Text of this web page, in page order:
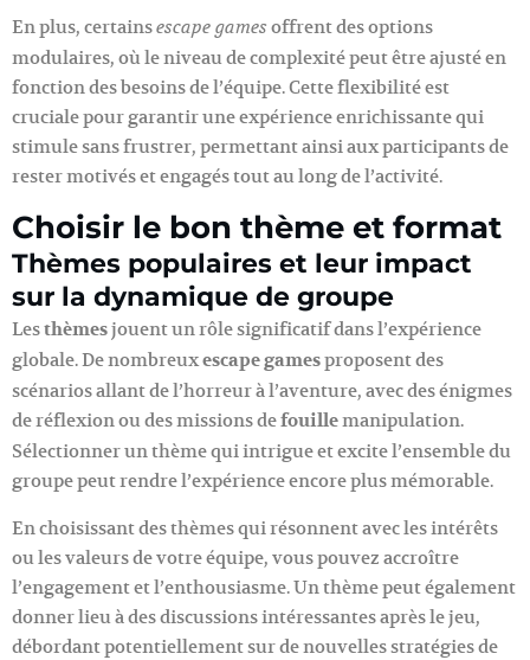
En plus, certainsescape games offrent des options
modulaires, où le niveau de complexité peut être ajusté en
fonction des besoins de l’équipe. Cette flexibilité est
cruciale pour garantir une expérience enrichissante qui
stimule sans frustrer, permettant ainsi aux participants de
rester motivés et engagés tout au long de l’activité.
Choisir le bon thème et format
Thèmes populaires et leur impact
sur la dynamique de groupe
Lesthèmesjouent un rôle significatif dans l’expérience
globale. De nombreuxescape gamesproposent des
scénarios allant de l’horreur à l’aventure, avec des énigmes
de réflexion ou des missions defouillemanipulation.
Sélectionner un thème qui intrigue et excite l’ensemble du
groupe peut rendre l’expérience encore plus mémorable.
En choisissant des thèmes qui résonnent avec les intérêts
ou les valeurs de votre équipe, vous pouvez accroître
l’engagement et l’enthousiasme. Un thème peut également
donner lieu à des discussions intéressantes après le jeu,
débordant potentiellement sur de nouvelles stratégies de